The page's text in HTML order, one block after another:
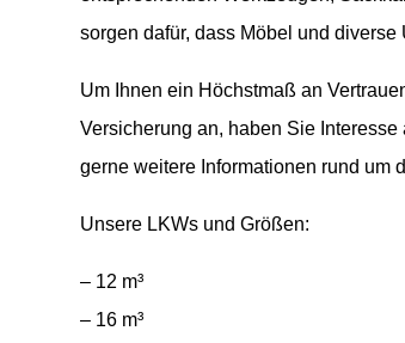
sorgen dafür, dass Möbel und
Um Ihnen ein Höchstmaß an
Versicherung an, haben Sie
gerne weitere Informationen rund um
Unsere LKWs und Größen:
– 12 m³
– 16 m³